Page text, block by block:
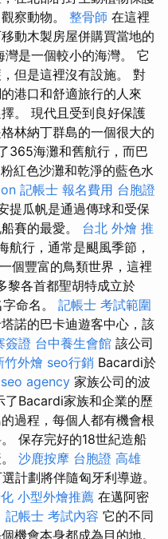
察動物。 整骨師 在這裡
動木製房屋併購買當地的
是一個較小的海灣。 它
但是這裡沒有設施。 對
港口和舒適旅行的人來
。 現代且受到良好保護
林納丁群島的一個很大的
365海灘和舊航行，而巴
紅色沙灘和乾淨的藍色水
記帳士 報名費用 台胞證
提瓜帆是通過傳球和受保
賽的最愛。 台北 外燴 推
航行，通常是颶風季節，
個豐富的鳥類世界，這裡
黎各首都聖胡特成立於
命名。 記帳士 考試範圍
諾的巴卡迪遊客中心，該
簽證 台中養生會館 該公司
竹外燴 seo行銷 Bacardi於
seo agency 家族公司的波
了Bacardi家族和企業的歷
過程，每個人都有機會根
保存完好的18世紀造船
沙鹿按摩 台胞證 高雄
計劃將伴隨匈牙利導遊。
小型外燴推薦 在邁阿密
記帳士 考試內容 它的不同
機會本身都成為目的地。